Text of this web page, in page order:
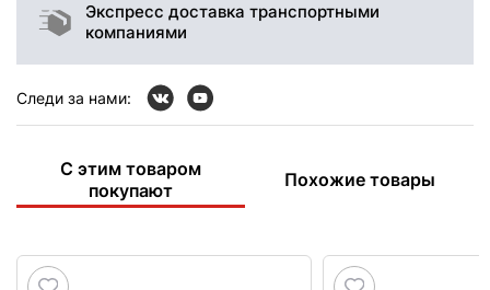
Экспресс доставка транспортными
компаниями
Следи за нами:
С этим товаром
покупают
Похожие товары